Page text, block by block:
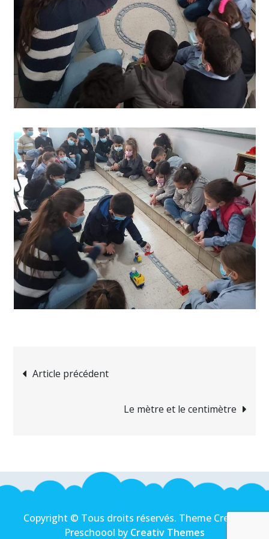
Navigation
Article précédent
Le mètre et le centimètre
Copyright © Tous droits réservés. Theme Creativ
Preschoool by Creativ Themes